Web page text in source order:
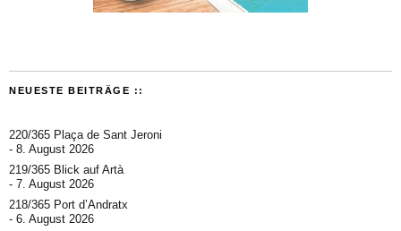
NEUESTE BEITRÄGE ::
220/365 Plaça de Sant Jeroni
8. August 2026
219/365 Blick auf Artà
7. August 2026
218/365 Port d’Andratx
6. August 2026